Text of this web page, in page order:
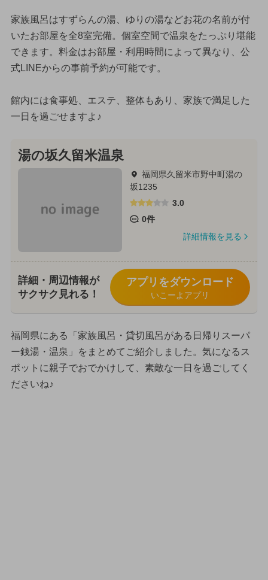
家族風呂はすずらんの湯、ゆりの湯などお花の名前が付
いたお部屋を全8室完備。個室空間で温泉をたっぷり堪能
できます。料金はお部屋・利用時間によって異なり、公
式LINEからの事前予約が可能です。
館内には食事処、エステ、整体もあり、家族で満足した
一日を過ごせますよ♪
湯の坂久留米温泉
福岡県久留米市野中町湯の
坂1235
3.0
0件
詳細情報を見る
詳細・周辺情報が
サクサク見れる！
アプリをダウンロード
いこーよアプリ
福岡県にある「家族風呂・貸切風呂がある日帰りスーパ
ー銭湯・温泉」をまとめてご紹介しました。気になるス
ポットに親子でおでかけして、素敵な一日を過ごしてく
ださいね♪